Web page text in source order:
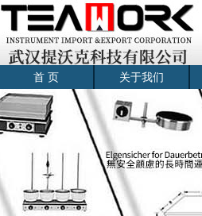
首 页 关于我们